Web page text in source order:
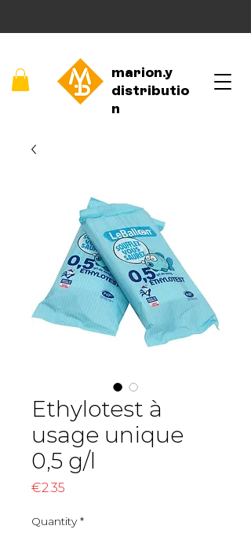
marion.y
distributio
n
Ethylotest à
usage unique
0,5 g/l
€2.35
Quantity *